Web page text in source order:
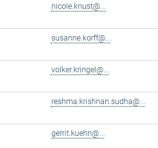
nicole.knust@...
susanne.korff@...
volker.kringel@...
reshma.krishnan.sudha@...
gerrit.kuehn@...